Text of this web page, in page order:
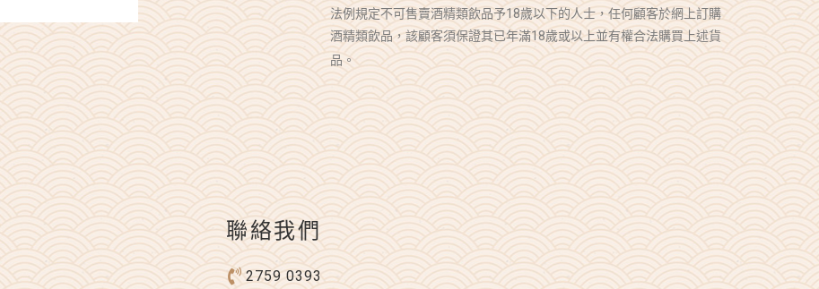
法例規定不可售賣酒精類飲品予18歲以下的人士，任何顧客於網上訂購
酒精類飲品，該顧客須保證其已年滿18歲或以上並有權合法購買上述貨
品。
聯絡我們
2759 0393